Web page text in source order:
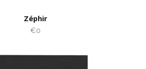
Zéphir
€0